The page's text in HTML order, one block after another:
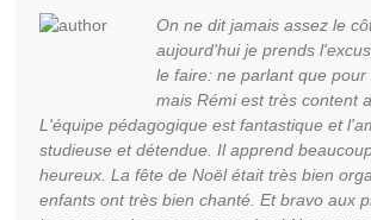
On ne dit jamais assez le
aujourd'hui je prends
le faire: ne parlant que
mais Rémi est très content
L'équipe pédagogique est fantastique et
studieuse et détendue. Il apprend
heureux. La fête de Noël était très bien
enfants ont très bien chanté. Et bravo aux